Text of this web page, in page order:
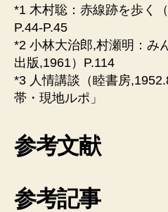
*1 木村聡：赤線跡を歩く
P.44-P.45
*2 小林大治郎,村瀬明：み
出版,1961）P.114
*3 人情講談（睦書房
帯・現地ルポ」
参考文献
参考記事